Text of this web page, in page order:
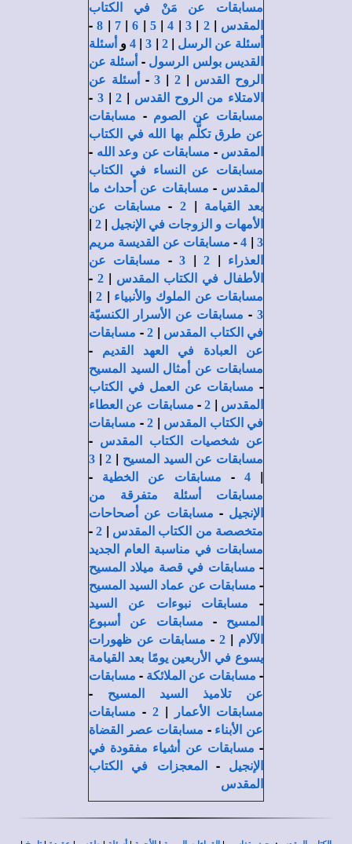
مسابقات عن مَنْ في الكتاب
المقدس |
2
|
3
|
4
|
5
|
6
|
7
|
8
-
أسئلة عن الرسل |
2
|
3
|
4و أسئلة
القديس بولس الرسول - أسئلة عن
الروح القدس |
2
|
3
- أسئلة عن
الامتلاء من الروح القدس |
2
|
3
-
مسابقات عن الصوم - مسابقات
عن طرق تكلَّم بها الله في الكتاب
المقدس - مسابقات عن وعد الله -
مسابقات عن النساء في الكتاب
المقدس - مسابقات عن أحداث ما
بعد القيامة
|
2
- مسابقات عن
الأمهات و الزوجات في الإنجيل |
2
|
3
|
4
- مسابقات عن القديسة مريم
العذراء
|
2
|
3
-
مسابقات عن
الأطفال في الكتاب المقدس |
2
-
مسابقات عن الملوك والأنبياء |
2
|
3
- مسابقات عن الأسرار الكنسيّة
في الكتاب المقدس |
2
- مسابقات
عن العبادة في العهد القديم
-
مسابقات عن أمثال السيد المسيح
- مسابقات عن العمل في الكتاب
المقدس |
2
- مسابقات عن العطاء
في الكتاب المقدس |
2
- مسابقات
عن شخصيات الكتاب المقدس -
مسابقات عن السيد المسيح |
2
|
3
|
4
- مسابقات عن الخطية -
مسابقات أسئلة متفرقة من
الإنجيل - مسابقات عن أصحاحات
متخصصة من الكتاب المقدس |
2
-
مسابقات في مناسبة العام الجديد
- مسابقات في قصة ميلاد المسيح
- مسابقات عن عماد السيد المسيح
-
مسابقات نبوءات عن السيد
المسيح
-
مسابقات عن أسبوع
الآلام |
2
- مسابقات عن ظهورات
يسوع في الأربعين يومًا بعد القيامة
- مسابقات عن الملائكة - مسابقات
عن تلاميذ السيد المسيح
-
مسابقات الأعمار |
2
- مسابقات
عن الأبناء - مسابقات عصر القضاة
- مسابقات عن أشياء مفقودة في
الإنجيل
- المعجزات في الكتاب
المقدس